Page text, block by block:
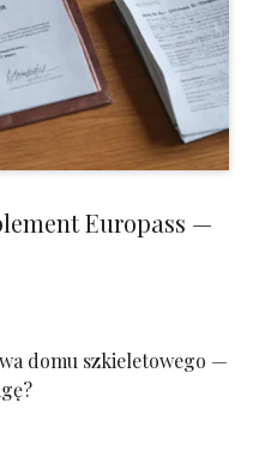
Europass —
domu szkieletowego —